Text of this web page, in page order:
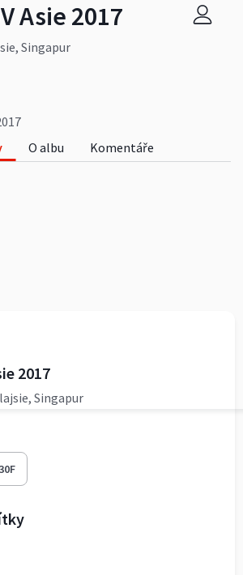
Asie 2017
Singapur
O albu
Komentáře
2017
Singapur